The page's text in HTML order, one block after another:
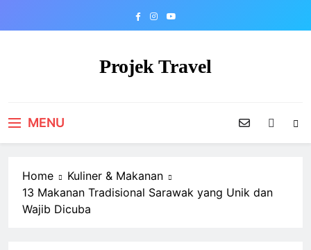
Projek Travel
MENU
Home
Kuliner & Makanan
13 Makanan Tradisional Sarawak yang Unik dan
Wajib Dicuba